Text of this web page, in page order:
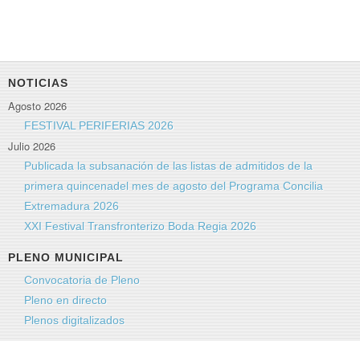
NOTICIAS
Agosto 2026
FESTIVAL PERIFERIAS 2026
Julio 2026
Publicada la subsanación de las listas de admitidos de la
primera quincenadel mes de agosto del Programa Concilia
Extremadura 2026
XXI Festival Transfronterizo Boda Regia 2026
PLENO MUNICIPAL
Convocatoria de Pleno
Pleno en directo
Plenos digitalizados